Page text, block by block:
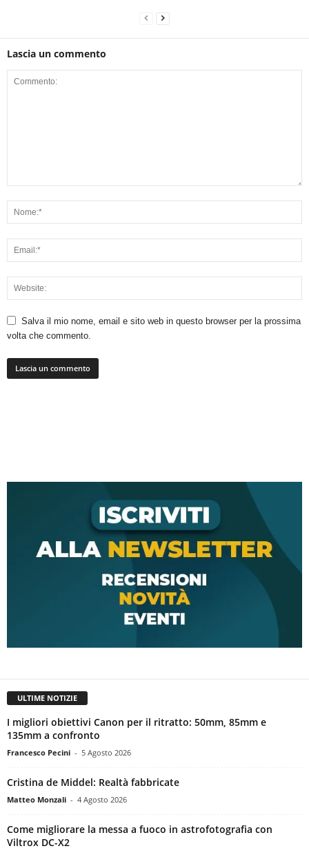
Lascia un commento
Salva il mio nome, email e sito web in questo browser per la prossima
volta che commento.
ULTIME NOTIZIE
I migliori obiettivi Canon per il ritratto: 50mm, 85mm e
135mm a confronto
Francesco Pecini - 5 Agosto 2026
Cristina de Middel: Realtà fabbricate
Matteo Monzali - 4 Agosto 2026
Come migliorare la messa a fuoco in astrofotografia con
Viltrox DC-X2